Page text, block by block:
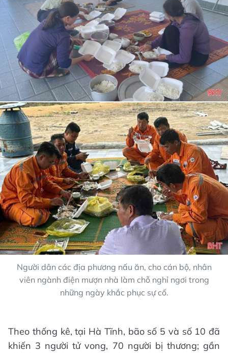
Người dân các địa phương nấu ăn, cho cán bộ, nhân
viên ngành điện mượn nhà làm chỗ nghỉ ngơi trong
những ngày khắc phục sự cố.
Theo thống kê, tại Hà Tĩnh, bão số 5 và số 10 đã
khiến 3 người tử vong, 70 người bị thương; gần